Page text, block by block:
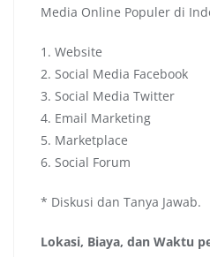
Media Online Populer di
1. Website
2. Social Media Facebook
3. Social Media Twitter
4. Email Marketing
5. Marketplace
6. Social Forum
* Diskusi dan Tanya Jawab.
Lokasi, Biaya, dan Waktu